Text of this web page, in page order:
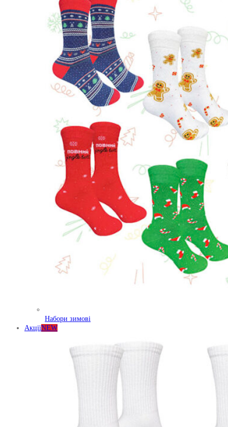
Набори зимові
АкціїNEW